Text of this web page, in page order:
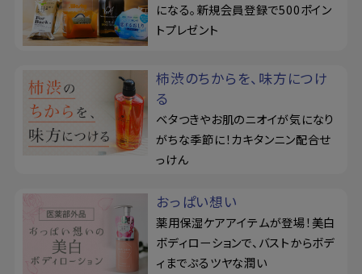
になる。新規会員登録で500ポイン
トプレゼント
柿渋のちからを、味方につけ
る
ベタつきやお肌のニオイが気になり
がちな季節に！カキタンニン配合せ
っけん
おっぱい想い
薬用保湿ケアアイテムが登場！美白
ボディローションで、バストからボデ
ィまでぷるツヤな潤い